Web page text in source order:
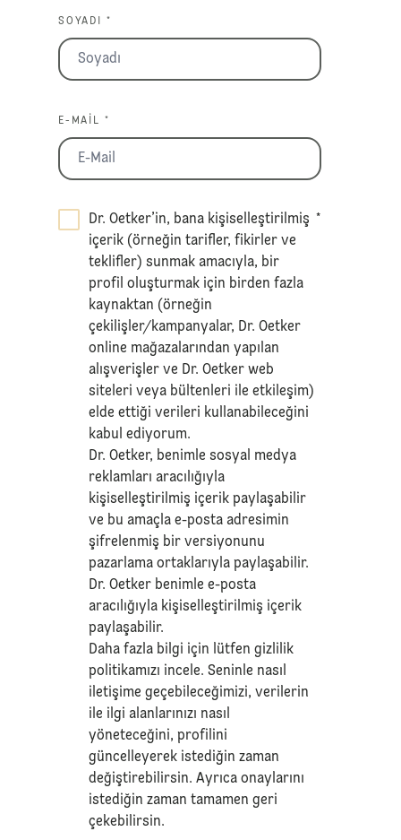
SOYADI *
E-MAIL *
Dr. Oetker’in, bana kişiselleştirilmiş
içerik (örneğin tarifler, fikirler ve
teklifler) sunmak amacıyla, bir
profil oluşturmak için birden fazla
kaynaktan (örneğin
çekilişler/kampanyalar, Dr. Oetker
online mağazalarından yapılan
alışverişler ve Dr. Oetker web
siteleri veya bültenleri ile etkileşim)
elde ettiği verileri kullanabileceğini
kabul ediyorum.
Dr. Oetker, benimle sosyal medya
reklamları aracılığıyla
kişiselleştirilmiş içerik paylaşabilir
ve bu amaçla e-posta adresimin
şifrelenmiş bir versiyonunu
pazarlama ortaklarıyla paylaşabilir.
Dr. Oetker benimle e-posta
aracılığıyla kişiselleştirilmiş içerik
paylaşabilir.
Daha fazla bilgi için lütfengizlilik
politikamızı incele. Seninle nasıl
iletişime geçebileceğimizi, verilerin
ile ilgi alanlarınızı nasıl
yöneteceğini, profilini
güncelleyerek istediğin zaman
değiştirebilirsin. Ayrıca onaylarını
istediğin zaman tamamen geri
çekebilirsin.
*